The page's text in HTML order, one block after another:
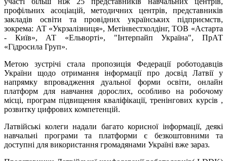
профільних асоціацій, методичних центрів, представників
закладів освіти та провідних українських підприємств,
зокрема: АТ «Укрзалізниця», Метінвестхолдінг, ТОВ «Астарта
- Київ», АТ «Ельворті», "Інтерпайп Україна", ПрАТ
«Гідросила Груп».
Метою зустрічі стала пропозиція Федерації роботодавців
України щодо отримання інформації про досвід Латвії у
напрямку впровадження дуальної форми освіти, онлайн
платформ для навчання дорослих, особливо на робочому
місці, програм підвищення кваліфікації, тренінгових курсів ,
розвитку цифрових компетенцій.
Латвійські колеги надали багато корисної інформації, деякі
навчальні програми та платформи є безкоштовними та
доступні для використання громадянами Україні вже зараз.